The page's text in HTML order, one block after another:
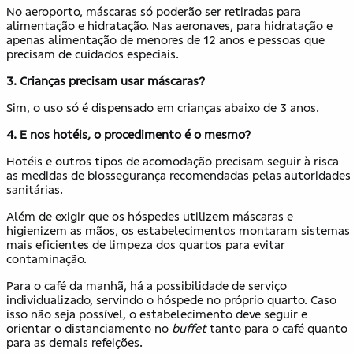
No aeroporto, máscaras só poderão ser retiradas para
alimentação e hidratação. Nas aeronaves, para hidratação e
apenas alimentação de menores de 12 anos e pessoas que
precisam de cuidados especiais.
3. Crianças precisam usar máscaras?
Sim, o uso só é dispensado em crianças abaixo de 3 anos.
4. E nos hotéis, o procedimento é o mesmo?
Hotéis e outros tipos de acomodação precisam seguir à risca
as medidas de biossegurança recomendadas pelas autoridades
sanitárias.
Além de exigir que os hóspedes utilizem máscaras e
higienizem as mãos, os estabelecimentos montaram sistemas
mais eficientes de limpeza dos quartos para evitar
contaminação.
Para o café da manhã, há a possibilidade de serviço
individualizado, servindo o hóspede no próprio quarto. Caso
isso não seja possível, o estabelecimento deve seguir e
orientar o distanciamento no buffettanto para o café quanto
para as demais refeições.